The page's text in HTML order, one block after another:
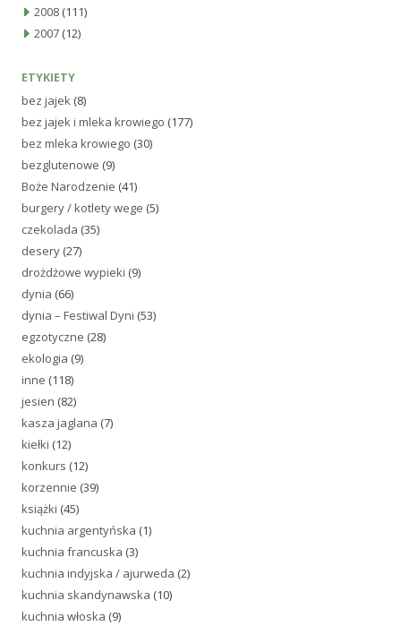
2008 (111)
2007 (12)
ETYKIETY
bez jajek (8)
bez jajek i mleka krowiego (177)
bez mleka krowiego (30)
bezglutenowe (9)
Boże Narodzenie (41)
burgery / kotlety wege (5)
czekolada (35)
desery (27)
drożdżowe wypieki (9)
dynia (66)
dynia – Festiwal Dyni (53)
egzotyczne (28)
ekologia (9)
inne (118)
jesien (82)
kasza jaglana (7)
kiełki (12)
konkurs (12)
korzennie (39)
książki (45)
kuchnia argentyńska (1)
kuchnia francuska (3)
kuchnia indyjska / ajurweda (2)
kuchnia skandynawska (10)
kuchnia włoska (9)